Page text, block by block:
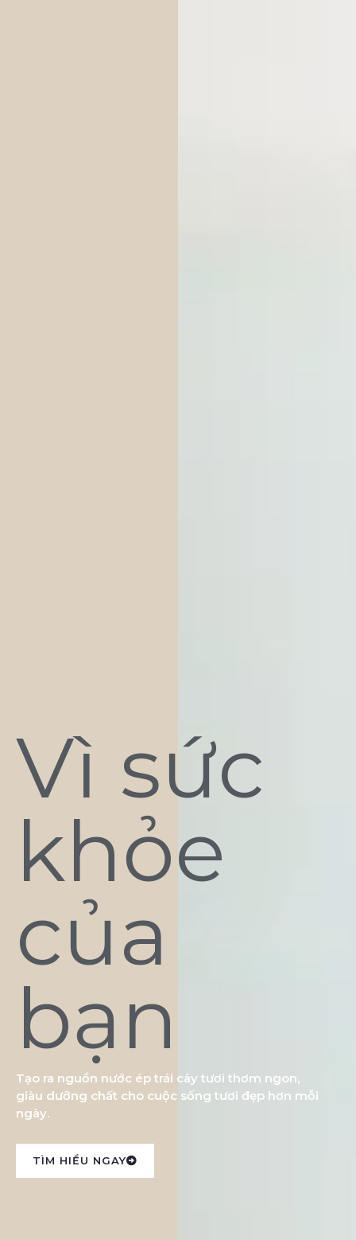
Vì sức
khỏe
của
bạn
Tạo ra nguồn nước ép trái cây tươi thơm ngon,
giàu dưỡng chất cho cuộc sống tươi đẹp hơn mỗi
ngày.
TÌM HIỂU NGAY